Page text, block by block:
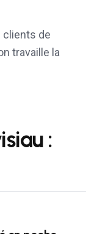
clients de
travaille la
: